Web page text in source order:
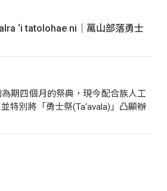
‘i tatolohae ni｜萬山部落勇士
期四個月的祭典，現今配合族人工
特別將「勇士祭(Ta‘avala)」凸顯辦